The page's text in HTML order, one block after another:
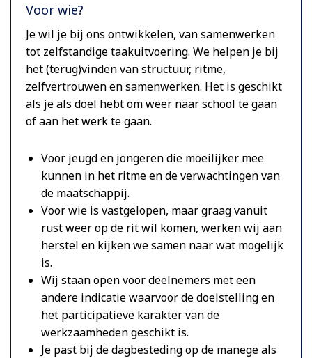
Voor wie?
Je wil je bij ons ontwikkelen, van samenwerken
tot zelfstandige taakuitvoering. We helpen je bij
het (terug)vinden van structuur, ritme,
zelfvertrouwen en samenwerken. Het is geschikt
als je als doel hebt om weer naar school te gaan
of aan het werk te gaan.
Voor jeugd en jongeren die moeilijker mee
kunnen in het ritme en de verwachtingen van
de maatschappij.
Voor wie is vastgelopen, maar graag vanuit
rust weer op de rit wil komen, werken wij aan
herstel en kijken we samen naar wat mogelijk
is.
Wij staan open voor deelnemers met een
andere indicatie waarvoor de doelstelling en
het participatieve karakter van de
werkzaamheden geschikt is.
Je past bij de dagbesteding op de manege als